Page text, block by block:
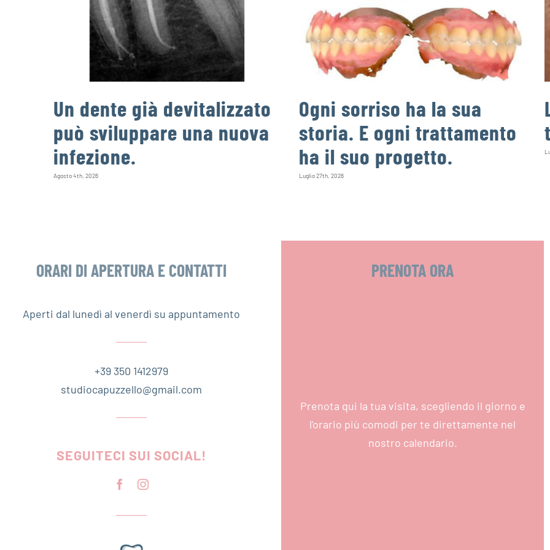
Un dente già devitalizzato
può sviluppare una nuova
infezione.
Agosto 4th, 2026
Ogni sorriso ha la sua
storia. E ogni trattamento
ha il suo progetto.
Luglio 27th, 2026
ORARI DI APERTURA E CONTATTI
Aperti dal lunedì al venerdì su appuntamento
+39 350 1412979
studiocapuzzello@gmail.com
SEGUITECI SUI SOCIAL!
PRENOTA ORA
Prenota qui la tua visita, scegliendo il giorno e
l'orario più comodi per te direttamente nel
nostro calendario.